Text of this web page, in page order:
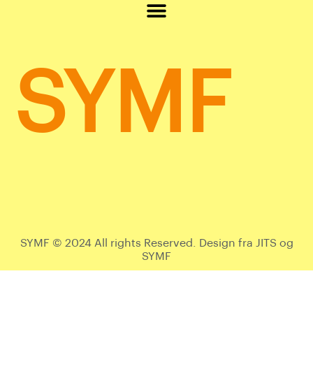
SYMF
SYMF © 2024 All rights Reserved. Design fra JITS og
SYMF